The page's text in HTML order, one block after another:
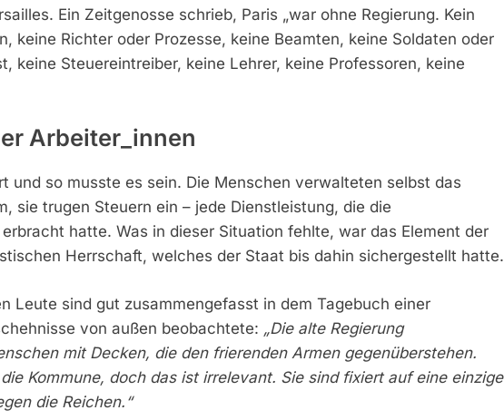
Ein Zeitgenosse schrieb, Paris „war ohne Regierung. Kein
keine Richter oder Prozesse, keine Beamten, keine Soldaten oder
keine Steuereintreiber, keine Lehrer, keine Professoren, keine
Arbeiter_innen
und so musste es sein. Die Menschen verwalteten selbst das
sie trugen Steuern ein – jede Dienstleistung, die die
hatte. Was in dieser Situation fehlte, war das Element der
Herrschaft, welches der Staat bis dahin sichergestellt hatte.
Leute sind gut zusammengefasst in dem Tagebuch einer
von außen beobachtete: „Die alte Regierung
mit Decken, die den frierenden Armen gegenüberstehen.
Kommune, doch das ist irrelevant. Sie sind fixiert auf eine einzige
die Reichen.“